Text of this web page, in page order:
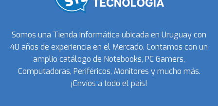
Somos una Tienda Informática ubicada en Uruguay con
40 años de experiencia en el Mercado. Contamos con un
amplio catálogo de Notebooks, PC Gamers,
Computadoras, Periféricos, Monitores y mucho más.
¡Envíos a todo el país!